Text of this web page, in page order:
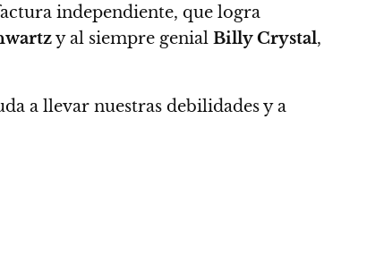
independiente, que logra
y al siempre genial Billy Crystal,
a llevar nuestras debilidades y a